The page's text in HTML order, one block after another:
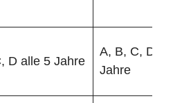
D alle 5 Jahre
A, B, C, D
Jahre